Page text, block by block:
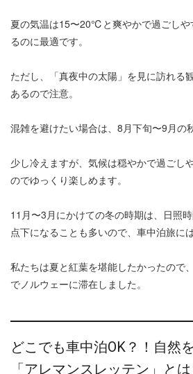
夏の気温は15〜20℃と爽やかで過ごしや
るのに最適です。
ただし、「真夜中の太陽」を見に訪れる
あるので注意。
混雑を避けたい場合は、8月下旬〜9月の
少し冷えますが、気候は穏やかで過ごし
のでゆっくり楽しめます。
11月〜3月にかけての冬の時期は、日照
点下になることも多いので、車中泊旅に
私たちは夏と紅葉を堪能したかったので
でノルウェーに滞在しました。
どこでも車中泊OK？！自然
「アレマンスレッテン」とは